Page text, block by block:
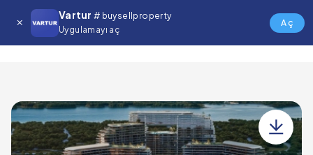
Vartur # buysellproperty
Uygulamayı aç
Aç
The Meriva Collection